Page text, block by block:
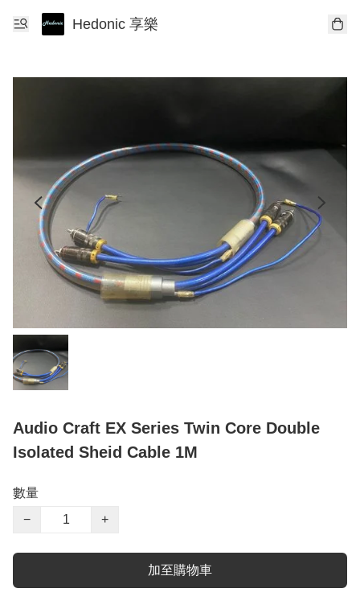
Hedonic 享樂
Audio Craft EX Series Twin Core Double
Isolated Sheid Cable 1M
數量
−
+
加至購物車